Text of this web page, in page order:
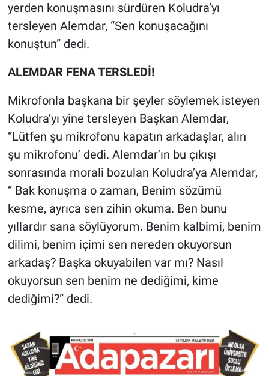
yerden konuşmasını sürdüren Koludra’yı
tersleyen Alemdar, “Sen konuşacağını
konuştun” dedi.
ALEMDAR FENA TERSLEDİ!
Mikrofonla başkana bir şeyler söylemek isteyen
Koludra’yı yine tersleyen Başkan Alemdar,
“Lütfen şu mikrofonu kapatın arkadaşlar, alın
şu mikrofonu’ dedi. Alemdar’ın bu çıkışı
sonrasında morali bozulan Koludra’ya Alemdar,
“ Bak konuşma o zaman, Benim sözümü
kesme, ayrıca sen zihin okuma. Ben bunu
yıllardır sana söylüyorum. Benim kalbimi, benim
dilimi, benim içimi sen nereden okuyorsun
arkadaş? Başka okuyabilen var mı? Nasıl
okuyorsun sen benim ne dediğimi, kime
dediğimi?” dedi.